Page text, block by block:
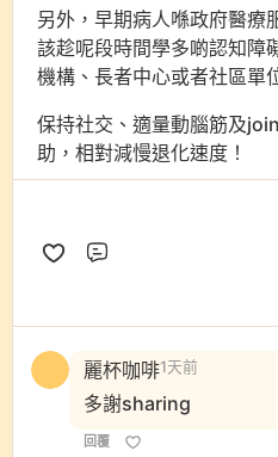
另外，早期病人喺政府醫療
該趁呢段時間學多啲認知障
機構、長者中心或者社區單
保持社交、適量動腦筋及
助，相對減慢退化速度！
麗杯咖啡1天前
多謝sharing
回覆